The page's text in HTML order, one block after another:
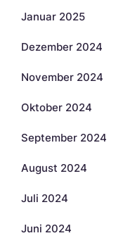
Januar 2025
Dezember 2024
November 2024
Oktober 2024
September 2024
August 2024
Juli 2024
Juni 2024